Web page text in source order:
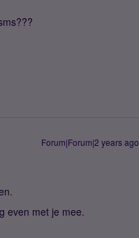
Forum|Forum|2 years ago
even met je mee.